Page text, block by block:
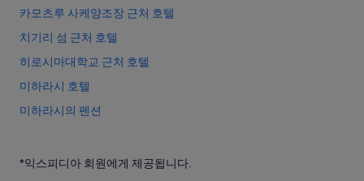
카모츠루 사케양조장 근처 호텔
치기리 섬 근처 호텔
히로시마대학교 근처 호텔
미하라시 호텔
미하라시의 펜션
오쿠노시마 섬의 3성급 호텔
*익스피디아 회원에게 제공됩니다.